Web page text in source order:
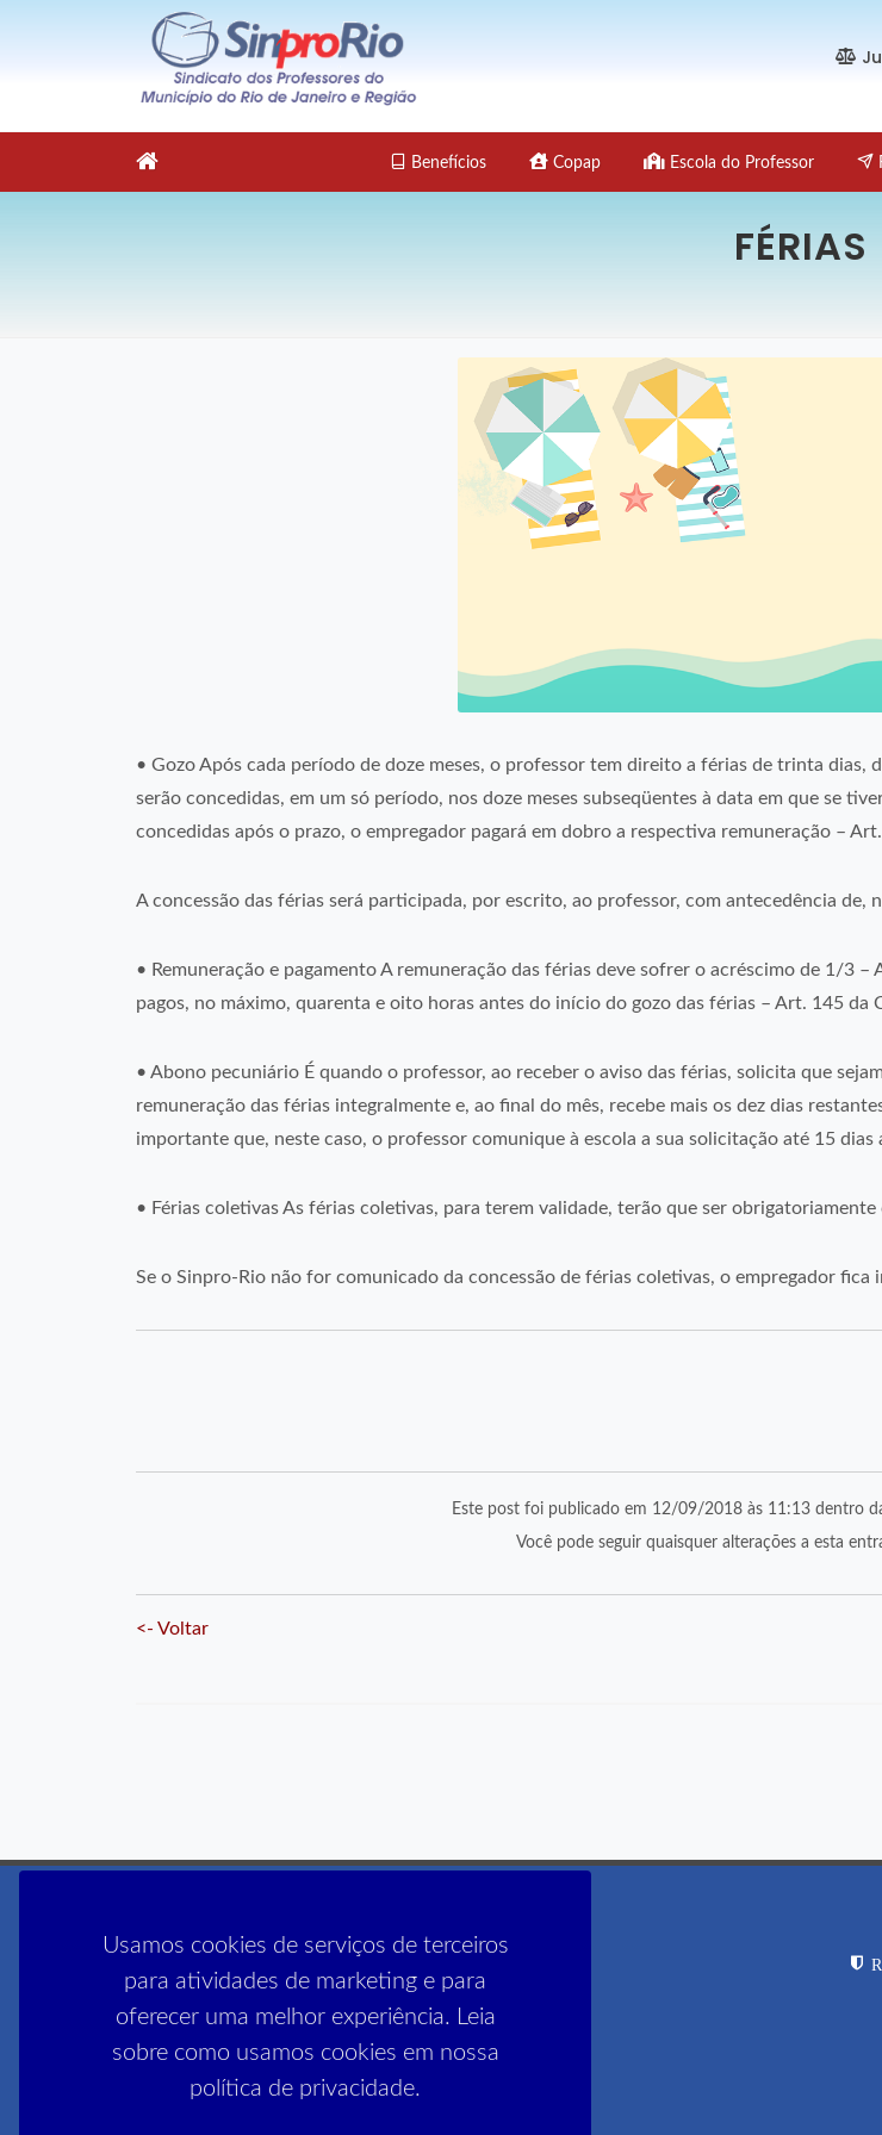
Usamos cookies de serviços de terceiros
para atividades de marketing e para
oferecer uma melhor experiência. Leia
sobre como usamos cookies em nossa
política de privacidade.
Benefícios Copap Escola do Professor
FÉRIAS
• Gozo Após cada período de doze meses, o professor tem direito a férias de trinta dias,
serão concedidas, em um só período, nos doze meses subseqüentes à data em que se
concedidas após o prazo, o empregador pagará em dobro a respectiva remuneração – Art.
A concessão das férias será participada, por escrito, ao professor, com antecedência de,
• Remuneração e pagamento A remuneração das férias deve sofrer o acréscimo de 1/3
pagos, no máximo, quarenta e oito horas antes do início do gozo das férias – Art. 145 da
• Abono pecuniário É quando o professor, ao receber o aviso das férias, solicita que
remuneração das férias integralmente e, ao final do mês, recebe mais os dez dias
importante que, neste caso, o professor comunique à escola a sua solicitação até 15 dias
• Férias coletivas As férias coletivas, para terem validade, terão que ser
Se o Sinpro-Rio não for comunicado da concessão de férias coletivas, o empregador fica
Este post foi publicado em 12/09/2018 às 11:13 dentro
Você pode seguir quaisquer alterações a esta
<- Voltar